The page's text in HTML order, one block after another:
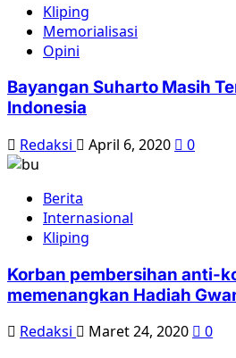
Kliping
Memorialisasi
Opini
Bayangan Suharto Masih
Indonesia
Redaksi April 6, 2020 0
Berita
Internasional
Kliping
Korban pembersihan anti-
memenangkan Hadiah
Redaksi Maret 24, 2020 0